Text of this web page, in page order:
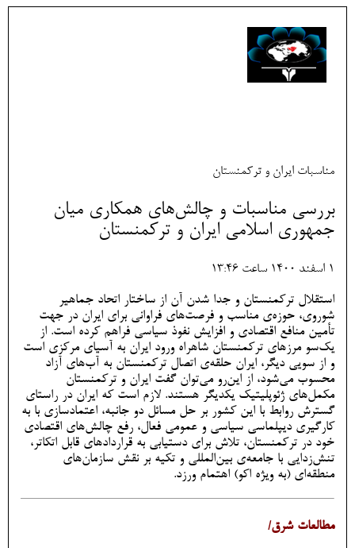
مناسبات ایران و ترکمنستان
بررسی مناسبات و چالش‌های همکاری میان
جمهوری اسلامی ایران و ترکمنستان
1 اسفند 1400 ساعت 13:46
استقلال ترکمنستان و جدا شدن آن از ساختار اتحاد جماهیر
شوروی، حوزه‌ی مناسب و فرصت‌های فراوانی برای ایران در جهت
تأمین منافع اقتصادی و افزایش نفوذ سیاسی فراهم کرده ­است. از
یک‌سو مرزهای ترکمنستان شاهراه ورود ایران به آسیای مرکزی است
و از سویی دیگر، ایران حلقه‌ی اتصال ترکمنستان به آب‌های آزاد
محسوب می‌شود، از این‌رو می‌توان گفت ایران و تركمنستان
مکمل‌هاي ژئوپليتيک یکدیگر هستند. لازم است که ایران در راستای
گسترش روابط با این کشور بر حل مسائل دو جانبه، اعتمادسازی با به
کارگیری دیپلماسی سیاسی و عمومی فعال، رفع چالش‌های اقتصادی
خود در ترکمنستان، تلاش برای دستیابی به قراردادهای قابل اتکاتر،
تنش‌زدایی با جامعه‌ی بین‌المللی و تکیه بر نقش سازمان‌های
منطقه‌ای (به ویژه اکو) اهتمام ورزد.
مطالعات شرق/